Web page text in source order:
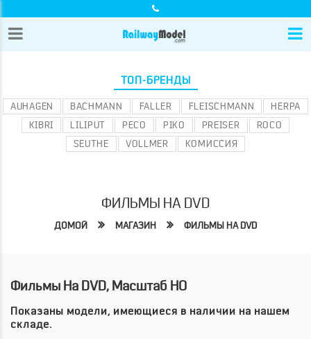
ТОП-БРЕНДЫ
AUHAGEN BACHMANN FALLER FLEISCHMANN
HERPA
KIBRI
LILIPUT PECO PIKO PREISER
ROCO
SEUTHE
VOLLMER КОМИССИЯ
ФИЛЬМЫ НА DVD
ДОМОЙ МАГАЗИН ФИЛЬМЫ НА DVD
Фильмы На DVD, Масштаб HO
Показаны модели, имеющиеся в наличии на нашем
складе.